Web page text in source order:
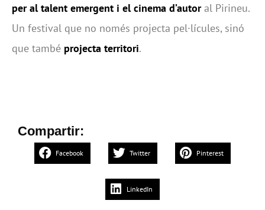
per al talent emergent i el cinema d’autoral Pirineu.
Un festival que no només projecta pel·lícules, sinó
que també projecta territori.
Compartir:
Facebook Twitter Pinterest
LinkedIn